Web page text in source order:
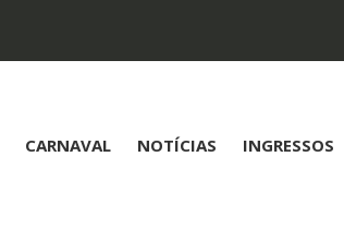
CARNAVAL NOTÍCIAS INGRESSOS